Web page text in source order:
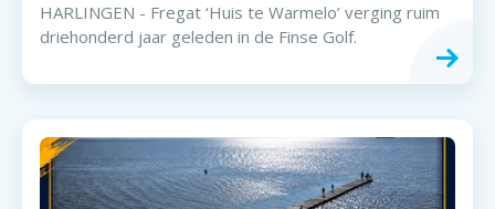
HARLINGEN - Fregat ‘Huis te Warmelo’ verging ruim
driehonderd jaar geleden in de Finse Golf.